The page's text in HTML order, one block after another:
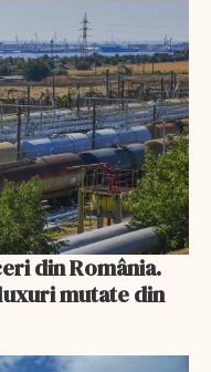
din România.
mutate din